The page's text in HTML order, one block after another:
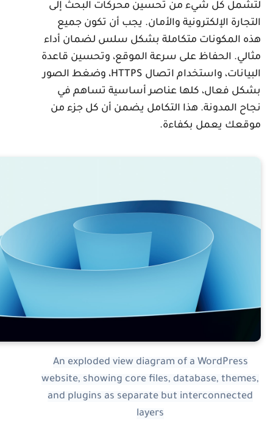
كل شيء من تحسين محركات البحث إلى
الإلكترونية والأمان. يجب أن تكون جميع
المكونات متكاملة بشكل سلس لضمان أداء
الحفاظ على سرعة الموقع، وتحسين قاعدة
البيانات، واستخدام اتصال HTTPS، وضغط الصور
فعال، كلها عناصر أساسية تساهم في
المدونة. هذا التكامل يضمن أن كل جزء من
يعمل بكفاءة.
An exploded view diagram of a WordPress
website, showing core files, database,
and plugins as separate but interconnected
layers